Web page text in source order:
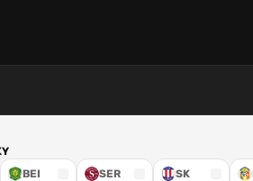
BEI
SER
SK